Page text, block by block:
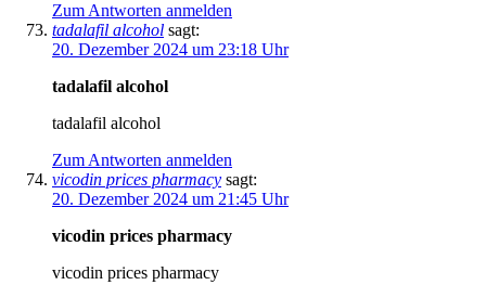
Zum Antworten anmelden
tadalafil alcohol sagt:
20. Dezember 2024 um 23:18 Uhr
tadalafil alcohol
tadalafil alcohol
Zum Antworten anmelden
vicodin prices pharmacy sagt:
20. Dezember 2024 um 21:45 Uhr
vicodin prices pharmacy
vicodin prices pharmacy